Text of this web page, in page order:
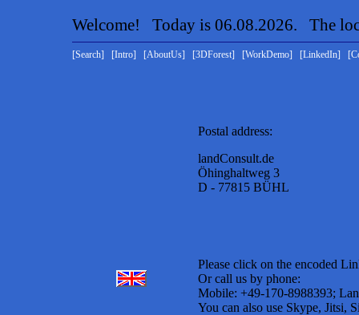
Welcome! Today is 06.08.2026. The
[Search] [Intro] [AboutUs] [3DForest] [WorkDemo] [LinkedIn]
Postal address:
landConsult.de
Öhinghaltweg 3
D - 77815 BÜHL
Please click on the encoded
Or call us by phone:
Mobile: +49-170-8988393;
You can also use Skype, Jitsi,